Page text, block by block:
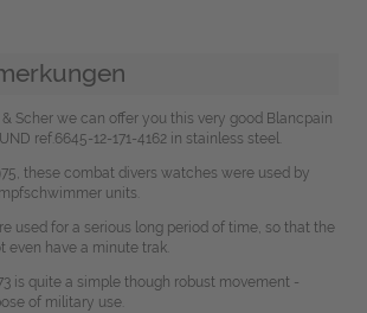
Scher we can offer you this very good Blancpain
ref.6645-12-171-4162 in stainless steel.
these combat divers watches were used by
units.
used for a serious long period of time, so that the
even have a minute trak.
is quite a simple though robust movement -
of military use.